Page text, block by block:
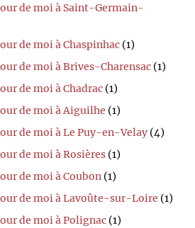
de moi à Saint-Germain-
de moi à Chaspinhac (1)
de moi à Brives-Charensac (1)
de moi à Chadrac (1)
de moi à Aiguilhe (1)
de moi à Le Puy-en-Velay (4)
de moi à Rosières (1)
de moi à Coubon (1)
de moi à Lavoûte-sur-Loire (1)
de moi à Polignac (1)